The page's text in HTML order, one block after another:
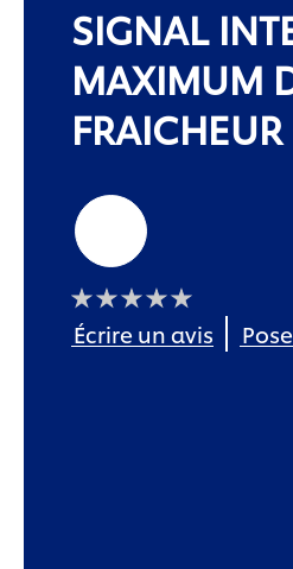
SIGNAL
MAXIMUM
évaluation
soumise
Écrire un avis